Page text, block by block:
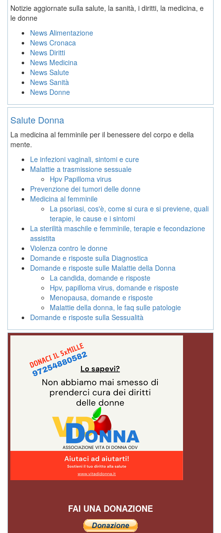
Notizie aggiornate sulla salute, la sanità, i diritti, la medicina, e
le donne
News Alimentazione
News Cronaca
News Diritti
News Medicina
News Salute
News Sanità
News Donne
Salute Donna
La medicina al femminile per il benessere del corpo e della
mente.
Le infezioni vaginali, sintomi e cure
Malattie a trasmissione sessuale
Hpv Papilloma virus
Prevenzione dei tumori delle donne
Medicina al femminile
La psoriasi, cos'è, come si cura e si previene, quali
terapie, le cause e i sintomi
La sterilità maschile e femminile, terapie e fecondazione
assistita
Violenza contro le donne
Domande e risposte sulla Diagnostica
Domande e risposte sulle Malattie della Donna
La candida, domande e risposte
Hpv, papilloma virus, domande e risposte
Menopausa, domande e risposte
Malattie della donna, le faq sulle patologie
Domande e risposte sulla Sessualità
FAI UNA DONAZIONE